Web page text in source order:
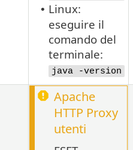
• Linux:
eseguire il
comando del
terminale:
java -version
Apache
HTTP Proxy
utenti